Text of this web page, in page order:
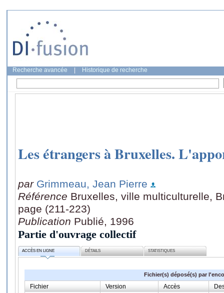
Recherche avancée Historique de recherche
Les étrangers à Bruxelles.
par Grimmeau, Jean Pierre
Référence Bruxelles, ville multiculturelle,
page (211-223)
Publication Publié, 1996
Partie d'ouvrage collectif
ACCÈS EN LIGNE DÉTAILS STATISTIQUES
Fichier(s) déposé(s) par
Fichier Version Accès